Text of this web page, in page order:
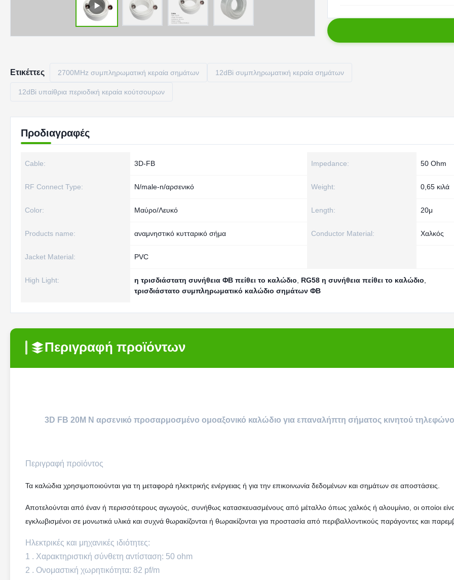
Ετικέττες 2700MHz συμπληρωματική κεραία σημάτων 12dBi συμπληρωματική κεραία σημάτων
12dBi υπαίθρια περιοδική κεραία κούτσουρων
Προδιαγραφές
Cable: 3D-FB Impedance: 50 Ohm
RF Connect Type: N/male-n/αρσενικό Weight: 0,65 κιλά
Color: Μαύρο/Λευκό Length: 20μ
Products name: αναμνηστικό κυτταρικό σήμα Conductor Material: Χαλκός
Jacket Material: PVC
High Light: η τρισδιάστατη συνήθεια ΦΒ πείθει το καλώδιο RG58 η συνήθεια πείθει το καλώδιο
τρισδιάστατο συμπληρωματικό καλώδιο σημάτων ΦΒ
Περιγραφή προϊόντων
3D FB 20M N αρσενικό προσαρμοσμένο ομοαξονικό καλώδιο για επαναλήπτη σήματος κινητού
Περιγραφή προϊόντος
Τα καλώδια χρησιμοποιούνται για τη μεταφορά ηλεκτρικής ενέργειας ή για την επικοινωνία δεδομένων και σημάτων σε αποστάσεις.
Αποτελούνται από έναν ή περισσότερους αγωγούς, συνήθως κατασκευασμένους από μέταλλο όπως χαλκός ή αλουμίνιο, οι οποίοι
εγκλωβισμένοι σε μονωτικά υλικά και συχνά θωρακίζονται ή θωρακίζονται για προστασία από περιβαλλοντικούς παράγοντες και
Ηλεκτρικές και μηχανικές ιδιότητες:
1 . Χαρακτηριστική σύνθετη αντίσταση: 50 ohm
2 . Ονομαστική χωρητικότητα: 82 pf/m